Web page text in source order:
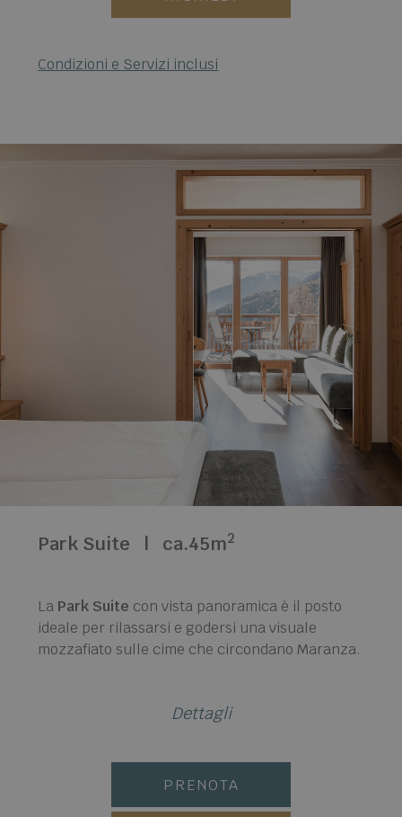
Condizioni e Servizi inclusi
Park Suite | ca.45m2
La Park Suite con vista panoramica è il posto
ideale per rilassarsi e godersi una visuale
mozzafiato sulle cime che circondano Maranza.
Dettagli
PRENOTA